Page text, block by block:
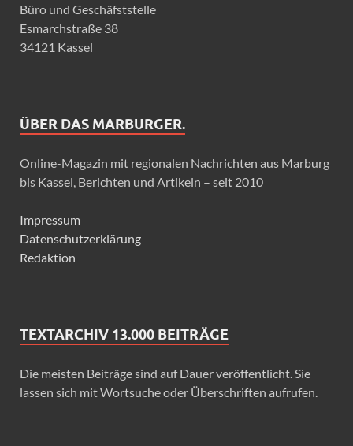
Büro und Geschäfststelle
Esmarchstraße 38
34121 Kassel
ÜBER DAS MARBURGER.
Online-Magazin mit regionalen Nachrichten aus Marburg
bis Kassel, Berichten und Artikeln – seit 2010
Impressum
Datenschutzerklärung
Redaktion
TEXTARCHIV 13.000 BEITRÄGE
Die meisten Beiträge sind auf Dauer veröffentlicht. Sie
lassen sich mit Wortsuche oder Überschriften aufrufen.